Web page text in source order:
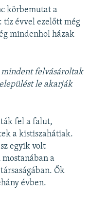
körbemutat a
tíz évvel ezelőtt még
mindenhol házak
mindent felvásároltak
le akarják
fel a falut,
a kistiszahátiak.
egyik volt
a
Ők
évben.